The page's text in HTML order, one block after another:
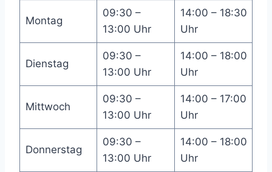
Montag
09:30 –
13:00 Uhr
14:00 – 18:30
Uhr
Dienstag
09:30 –
13:00 Uhr
14:00 – 18:00
Uhr
Mittwoch
09:30 –
13:00 Uhr
14:00 – 17:00
Uhr
Donnerstag
09:30 –
13:00 Uhr
14:00 – 18:00
Uhr